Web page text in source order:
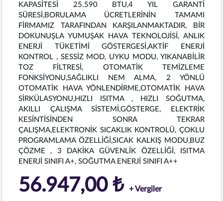
KAPASİTESİ 25.590 BTU,4 YIL GARANTİ
SÜRESİ,BORULAMA ÜCRETLERİNİN TAMAMI
FİRMAMIZ TARAFINDAN KARŞILANMAKTADIR, BİR
DOKUNUŞLA YUMUŞAK HAVA TEKNOLOJİSİ, ANLIK
ENERJİ TÜKETİMİ GÖSTERGESİ,AKTİF ENERJİ
KONTROL , SESSİZ MOD, UYKU MODU, YIKANABİLİR
TOZ FİLTRESİ, OTOMATİK TEMİZLEME
FONKSİYONU,SAĞLIKLI NEM ALMA, 2 YÖNLÜ
OTOMATİK HAVA YÖNLENDİRME,OTOMATİK HAVA
SİRKÜLASYONU,HIZLI ISITMA , HIZLI SOĞUTMA,
AKILLI ÇALIŞMA SİSTEMİ,GÖSTERGE, ELEKTRİK
KESİNTİSİNDEN SONRA TEKRAR
ÇALIŞMA,ELEKTRONİK SICAKLIK KONTROLÜ, ÇOKLU
PROGRAMLAMA ÖZELLİĞİ,SICAK KALKIŞ MODU,BUZ
ÇÖZME , 3 DAKİKA GÜVENLİK ÖZELLİĞİ, ISITMA
ENERJİ SINIFI A+, SOĞUTMA ENERJİ SINIFI A++
56.947,00 ₺ + Vergiler